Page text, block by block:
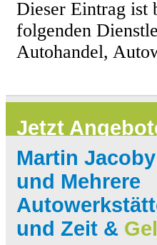
Dieser Eintrag ist
folgenden
Autohandel,
Jetzt
kostenlos
gleichzeitig
und Mehrere
und Zeit &